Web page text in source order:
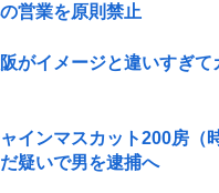
営業を原則禁止
阪がイメージと違いすぎ
ャインマスカット200房（
疑いで男を逮捕へ